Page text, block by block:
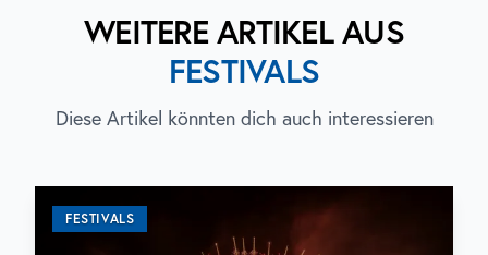
WEITERE ARTIKEL AUS
FESTIVALS
Diese Artikel könnten dich auch interessieren
FESTIVALS